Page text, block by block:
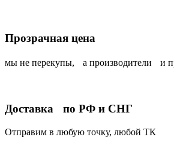
Прозрачная цена
мы не перекупы, а производители и
Доставка по РФ и СНГ
Отправим в любую точку, любой ТК